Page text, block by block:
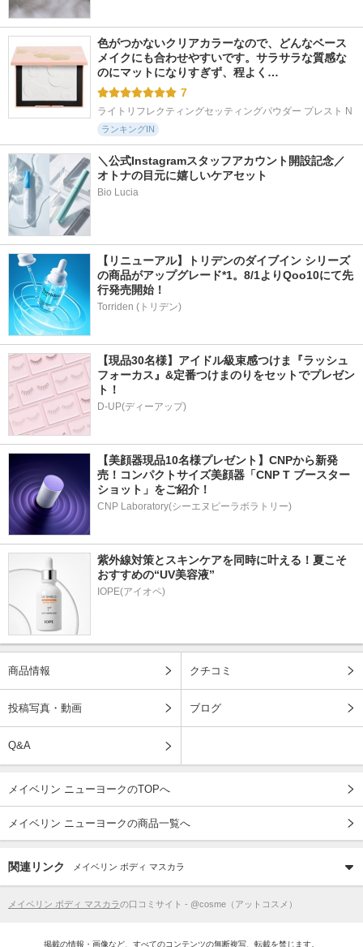
色がつかないクリアカラーなので、どんなベース
メイクにも合わせやすいです。サラサラな質感な
のにマットになりすぎず、程よく…
7
ライトリフレクティングセッティングパウダー プレスト N
ランキングIN
＼公式Instagramスタッフアカウント開設記念／
オトナの目元に嬉しいケアセット
Bio Lucia
【リニューアル】トリデンのダイブイン シリーズ
の商品がアップグレード*1。8/1よりQoo10にて先
行発売開始！
Torriden (トリデン)
【現品30名様】アイドル級束感つけま『ラッシュ
フォーカス』&定番つけまのりをセットでプレゼン
ト！
D-UP(ディーアップ)
【美顔器現品10名様プレゼント】CNPから新発
売！コンパクトサイズ美顔器「CNP T ブースター
ショット」をご紹介！
CNP Laboratory(シーエヌピーラボラトリー)
紫外線対策とスキンケアを同時に叶える！夏こそ
おすすめの“UV美容液”
IOPE(アイオペ)
商品情報 クチコミ
投稿写真・動画 ブログ
Q&A
メイベリン ニューヨークのTOPへ
メイベリン ニューヨークの商品一覧へ
関連リンク メイベリン ボディ マスカラ
メイベリン ボディ マスカラの口コミサイト - @cosme（アットコスメ）
掲載の情報・画像など、すべてのコンテンツの無断複写、転載を禁じます。